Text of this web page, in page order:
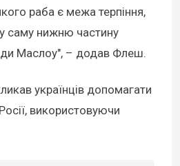
раба є межа терпіння,
саму нижню частину
Маслоу", – додав Флеш.
українців допомагати
використовуючи